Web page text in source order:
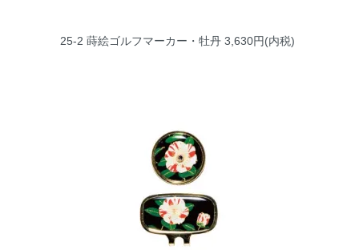
25-2 蒔絵ゴルフマーカー・牡丹 3,630円(内税)